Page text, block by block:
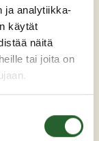
ja analytiikka-
käytät
näitä
tai joita on